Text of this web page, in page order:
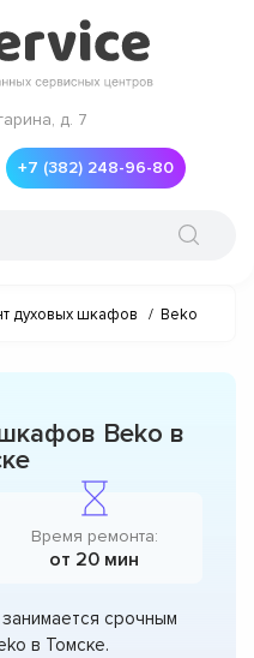
д. 7
+7 (382) 248-96-80
духовых шкафов / Beko
Beko в
Время ремонта:
от 20 мин
срочным
в Томске.